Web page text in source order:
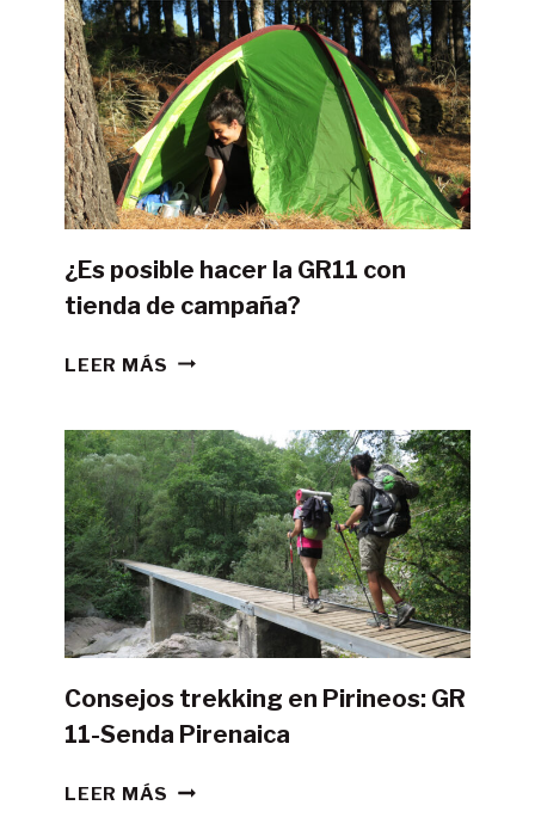
¿Es posible hacer la GR11 con
tienda de campaña?
LEER MÁS ¿ES
LA
GR11
CON
TIENDA
DE
CAMPAÑA?
Consejos trekking en Pirineos: GR
11-Senda Pirenaica
LEER MÁS CONSEJOS